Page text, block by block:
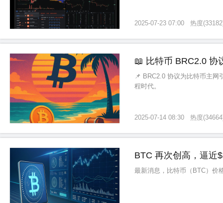
2025-07-23 07:00 热度(33182
📖 比特币 BRC2.0 协
📌 BRC2.0 协议为比特币主网
程时代。
2025-07-14 08:30 热度(34664
BTC 再次创高，逼近
最新消息，比特币（BTC）价